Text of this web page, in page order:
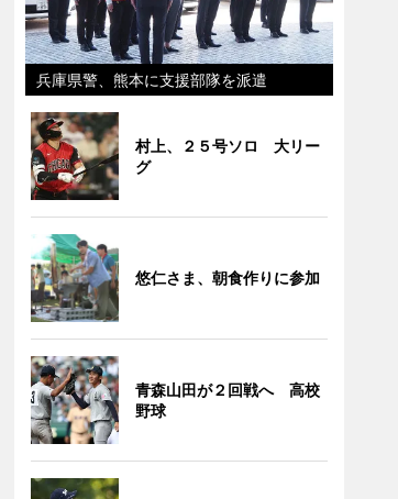
兵庫県警、熊本に支援部隊を派遣
村上、２５号ソロ 大リー
グ
悠仁さま、朝食作りに参加
青森山田が２回戦へ 高校
野球